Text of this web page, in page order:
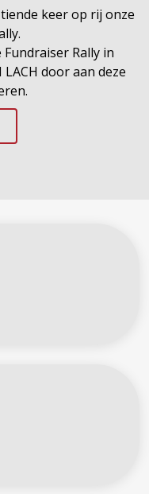
keer op rij onze
Rally in
door aan deze